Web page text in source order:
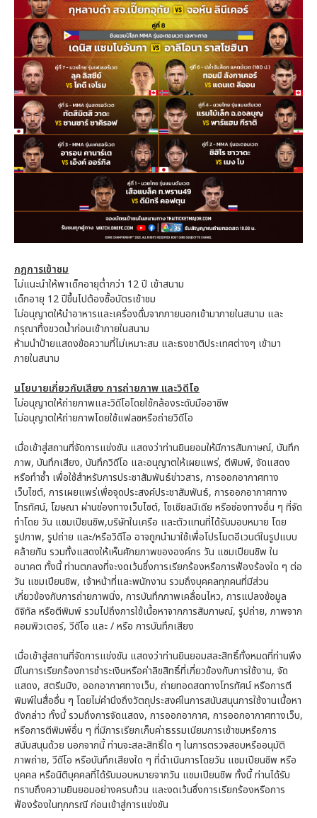
กฎการเข้าชม
ไม่แนะนำให้พาเด็กอายุต่ำกว่า 12 ปี เข้าสนาม
เด็กอายุ 12 ปีขึ้นไปต้องซื้อบัตรเข้าชม
ไม่อนุญาตให้นำอาหารและเครื่องดื่มจากภายนอกเข้ามาภายในสนาม และ
กรุณาทิ้งขวดน้ำก่อนเข้าภายในสนาม
ห้ามนำป้ายแสดงข้อความที่ไม่เหมาะสม และธงชาติประเทศต่างๆ เข้ามา
ภายในสนาม
นโยบายเกี่ยวกับเสียง การถ่ายภาพ และวิดีโอ
ไม่อนุญาตให้ถ่ายภาพและวิดีโอโดยใช้กล้องระดับมืออาชีพ
ไม่อนุญาตให้ถ่ายภาพโดยใช้แฟลชหรือถ่ายวิดีโอ
เมื่อเข้าสู่สถานที่จัดการแข่งขัน แสดงว่าท่านยินยอมให้มีการสัมภาษณ์, บันทึก
ภาพ, บันทึกเสียง, บันทึกวิดีโอ และอนุญาตให้เผยแพร่, ตีพิมพ์, จัดแสดง
หรือทำซ้ำ เพื่อใช้สำหรับการประชาสัมพันธ์ข่าวสาร, การออกอากาศทาง
เว็บไซต์, การเผยแพร่เพื่อจุดประสงค์ประชาสัมพันธ์, การออกอากาศทาง
โทรทัศน์, โฆษณา ผ่านช่องทางเว็บไซต์, โซเชียลมีเดีย หรือช่องทางอื่น ๆ ที่จัด
ทำโดย วัน แชมเปียนชิพ,บริษัทในเครือ และตัวแทนที่ได้รับมอบหมาย โดย
รูปภาพ, รูปถ่าย และ/หรือวิดีโอ อาจถูกนำมาใช้เพื่อโปรโมตอีเวนต์ในรูปแบบ
คล้ายกัน รวมทั้งแสดงให้เห็นศักยภาพขององค์กร วัน แชมเปียนชิพ ใน
อนาคต ทั้งนี้ ท่านตกลงที่จะงดเว้นซึ่งการเรียกร้องหรือการฟ้องร้องใด ๆ ต่อ
วัน แชมเปียนชิพ, เจ้าหน้าที่และพนักงาน รวมถึงบุคคลทุกคนที่มีส่วน
เกี่ยวข้องกับการถ่ายภาพนิ่ง, การบันทึกภาพเคลื่อนไหว, การแปลงข้อมูล
ดิจิทัล หรือตีพิมพ์ รวมไปถึงการใช้เนื้อหาจากการสัมภาษณ์, รูปถ่าย, ภาพจาก
คอมพิวเตอร์, วีดีโอ และ / หรือ การบันทึกเสียง
เมื่อเข้าสู่สถานที่จัดการแข่งขัน แสดงว่าท่านยินยอมสละสิทธิ์ทั้งหมดที่ท่านพึง
มีในการเรียกร้องการชำระเงินหรือค่าลิขสิทธิ์ที่เกี่ยวข้องกับการใช้งาน, จัด
แสดง, สตรีมมิง, ออกอากาศทางเว็บ, ถ่ายทอดสดทางโทรทัศน์ หรือการตี
พิมพ์ในสื่ออื่น ๆ โดยไม่คำนึงถึงวัตถุประสงค์ในการสนับสนุนการใช้งานเนื้อหา
ดังกล่าว ทั้งนี้ รวมถึงการจัดแสดง, การออกอากาศ, การออกอากาศทางเว็บ,
หรือการตีพิมพ์อื่น ๆ ที่มีการเรียกเก็บค่าธรรมเนียมการเข้าชมหรือการ
สนับสนุนด้วย นอกจากนี้ ท่านจะสละสิทธิ์ใด ๆ ในการตรวจสอบหรืออนุมัติ
ภาพถ่าย, วีดีโอ หรือบันทึกเสียงใด ๆ ที่ดำเนินการโดยวัน แชมเปียนชิพ หรือ
บุคคล หรือนิติบุคคลที่ได้รับมอบหมายจากวัน แชมเปียนชิพ ทั้งนี้ ท่านได้รับ
ทราบถึงความยินยอมอย่างครบถ้วน และงดเว้นซึ่งการเรียกร้องหรือการ
ฟ้องร้องในทุกกรณี ก่อนเข้าสู่การแข่งขัน